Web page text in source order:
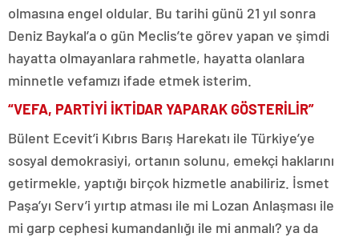
olmasına engel oldular. Bu tarihi günü 21 yıl sonra
Deniz Baykal’a o gün Meclis’te görev yapan ve şimdi
hayatta olmayanlara rahmetle, hayatta olanlara
minnetle vefamızı ifade etmek isterim.
“VEFA, PARTİYİ İKTİDAR YAPARAK GÖSTERİLİR”
Bülent Ecevit’i Kıbrıs Barış Harekatı ile Türkiye’ye
sosyal demokrasiyi, ortanın solunu, emekçi haklarını
getirmekle, yaptığı birçok hizmetle anabiliriz. İsmet
Paşa’yı Serv’i yırtıp atması ile mi Lozan Anlaşması ile
mi garp cephesi kumandanlığı ile mi anmalı? ya da